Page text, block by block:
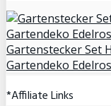
Gartenstecker Set
Gartendeko
*Affiliate Links